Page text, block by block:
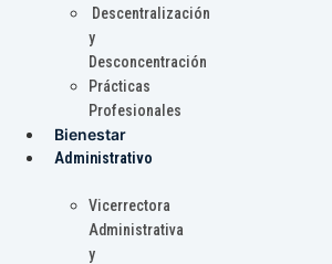
Descentralización
y
Desconcentración
Prácticas
Profesionales
Bienestar
Administrativo
Vicerrectora
Administrativa
y